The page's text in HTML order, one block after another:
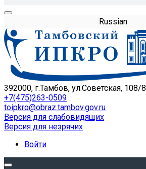
Russian
392000, г.Тамбов, ул.Советская, 108/8
+7(475)263-0509
toipkro@obraz.tambov.gov.ru
Версия для слабовидящих
Версия для незрячих
Войти